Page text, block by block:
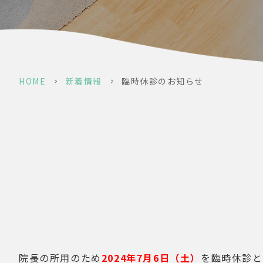
HOME > 新着情報 > 臨時休診のお知らせ
院長の所用のため 2024年7月6日（土） を臨時休診